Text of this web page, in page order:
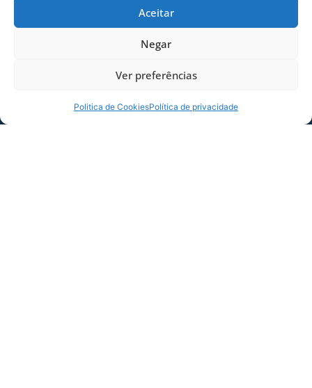
Aceitar
Negar
Ver preferências
Politica de CookiesPolítica de privacidade
fase semifinal do Campeonato Catarinense
começa